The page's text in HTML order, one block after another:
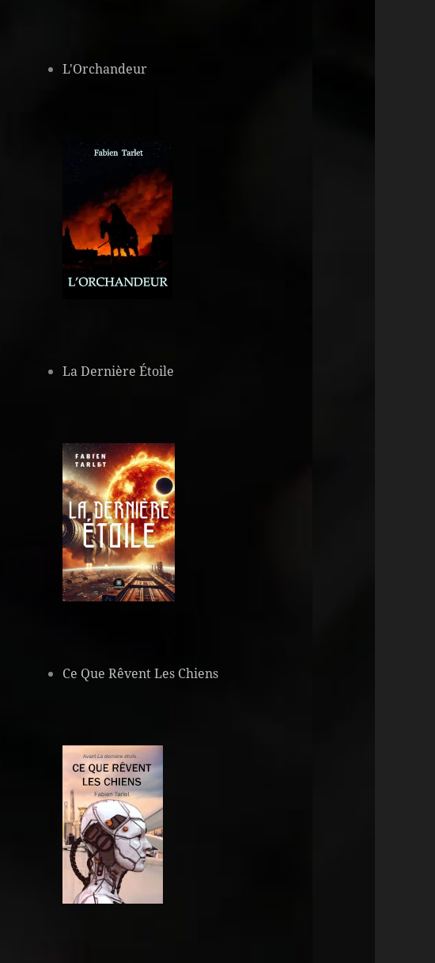
L'Orchandeur
La Dernière Étoile
Ce Que Rêvent Les Chiens